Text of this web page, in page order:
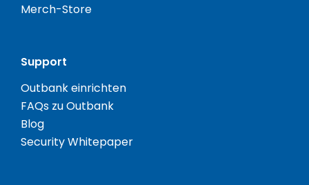
Merch-Store
Support
Outbank einrichten
FAQs zu Outbank
Blog
Security Whitepaper